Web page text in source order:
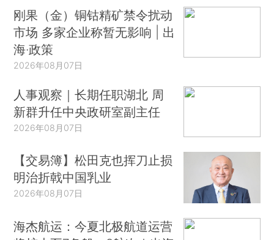
刚果（金）铜钴精矿禁令扰动
市场 多家企业称暂无影响 | 出
海·政策
2026年08月07日
人事观察｜长期任职湖北 周
新群升任中央政研室副主任
2026年08月07日
【交易簿】松田克也挥刀止损
明治折戟中国乳业
2026年08月07日
海杰航运：今夏北极航道运营